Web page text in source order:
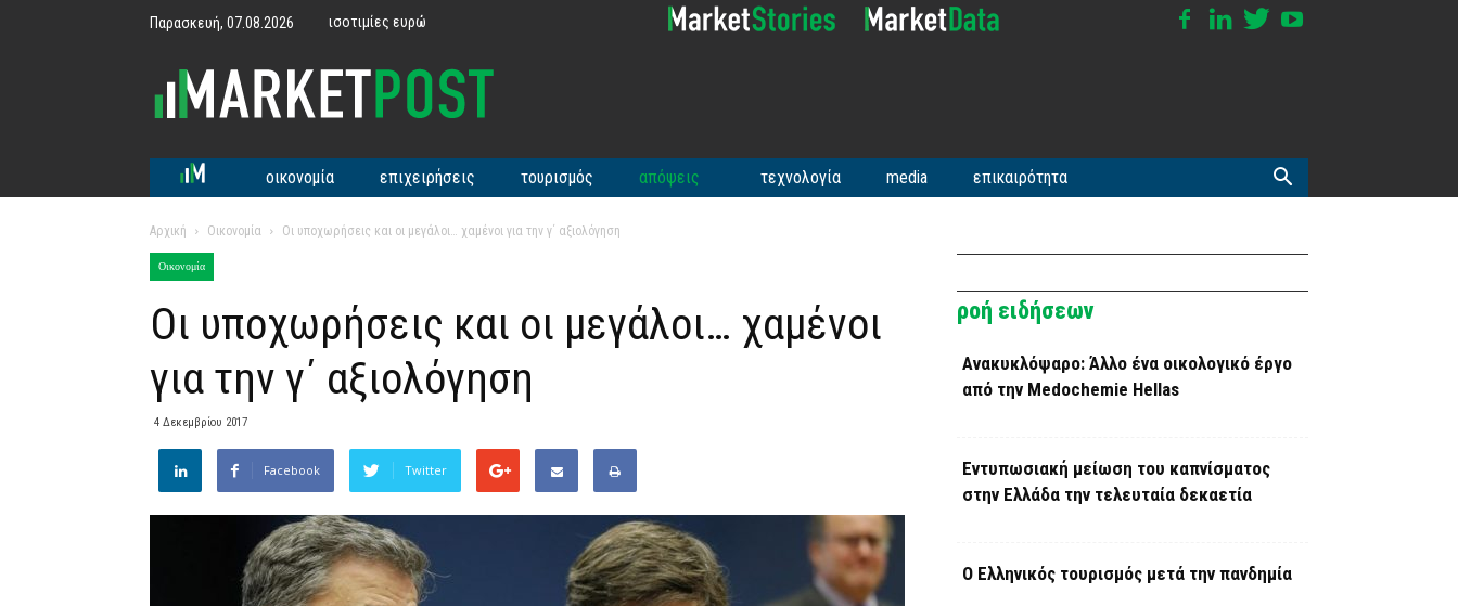
Παρασκευή, 07.08.2026 ισοτιμίες ευρώ
οικονομία επιχειρήσεις τουρισμός απόψεις τεχνολογία media επικαιρότητα
Αρχική Οικονομία Οι υποχωρήσεις και οι μεγάλοι… χαμένοι για την γ΄ αξιολόγηση
Οικονομία
Οι υποχωρήσεις και οι μεγάλοι… χαμένοι
για την γ΄ αξιολόγηση
4 Δεκεμβρίου 2017
Facebook Twitter
ροή ειδήσεων
Ανακυκλόψαρο: Άλλο ένα οικολογικό έργο
από την Medochemie Hellas
Εντυπωσιακή μείωση του καπνίσματος
στην Ελλάδα την τελευταία δεκαετία
Ο Ελληνικός τουρισμός μετά την πανδημία